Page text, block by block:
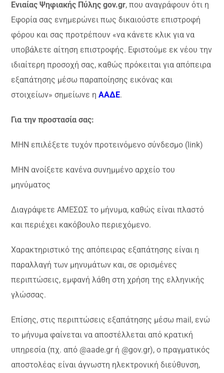
Ενιαίας Ψηφιακής Πύλης gov.gr, που αναγράφουν ότι η
Εφορία σας ενημερώνει πως δικαιούστε επιστροφή
φόρου και σας προτρέπουν «να κάνετε κλικ για να
υποβάλετε αίτηση επιστροφής. Εφιστούμε εκ νέου την
ιδιαίτερη προσοχή σας, καθώς πρόκειται για απόπειρα
εξαπάτησης μέσω παραποίησης εικόνας και
στοιχείων» σημείωνε ηΑΑΔΕ.
Για την προστασία σας:
ΜΗΝ επιλέξετε τυχόν προτεινόμενο σύνδεσμο (link)
ΜΗΝ ανοίξετε κανένα συνημμένο αρχείο του
μηνύματος
Διαγράψετε ΑΜΕΣΩΣ το μήνυμα, καθώς είναι πλαστό
και περιέχει κακόβουλο περιεχόμενο.
Χαρακτηριστικό της απόπειρας εξαπάτησης είναι η
παραλλαγή των μηνυμάτων και, σε ορισμένες
περιπτώσεις, εμφανή λάθη στη χρήση της ελληνικής
γλώσσας.
Επίσης, στις περιπτώσεις εξαπάτησης μέσω mail, ενώ
το μήνυμα φαίνεται να αποστέλλεται από κρατική
υπηρεσία (πχ. από @aade.gr ή @gov.gr), ο πραγματικός
αποστολέας είναι άγνωστη ηλεκτρονική διεύθυνση,